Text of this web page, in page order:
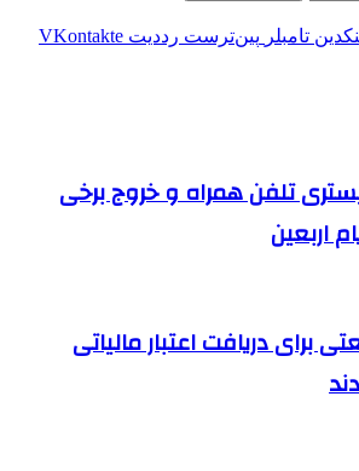
‫تامبلر ‫پین‌ترست ‫رددیت ‫VKontakte
تلفن همراه و خروج برخی
اربعین
برای دریافت اعتبار مالیاتی